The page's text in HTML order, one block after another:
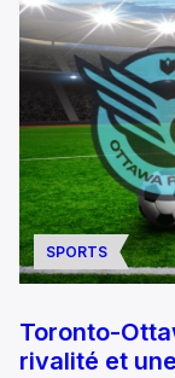
SPORTS
Toronto-
rivalité et